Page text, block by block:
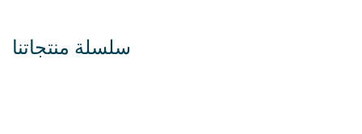
سلسلة منتجاتنا